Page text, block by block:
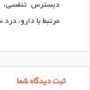
دیسترس تنفسی،
مرتبط با دارو،
ثبت دیدگاه شما